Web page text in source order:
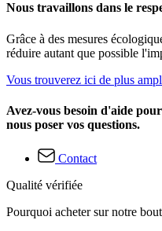
Nous travaillons dans le
Grâce à des mesures
réduire autant que possible
Vous trouverez ici de plus
Avez-vous besoin d'aide
nous poser vos questions.
Contact
Qualité vérifiée
Pourquoi acheter sur notre